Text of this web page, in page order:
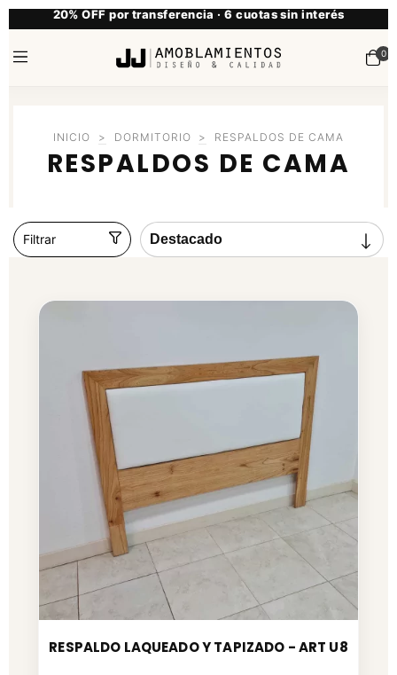
20% OFF por transferencia · 6 cuotas sin interés
0
INICIO > DORMITORIO > RESPALDOS DE CAMA
RESPALDOS DE CAMA
Filtrar
RESPALDO LAQUEADO Y TAPIZADO - ART U8